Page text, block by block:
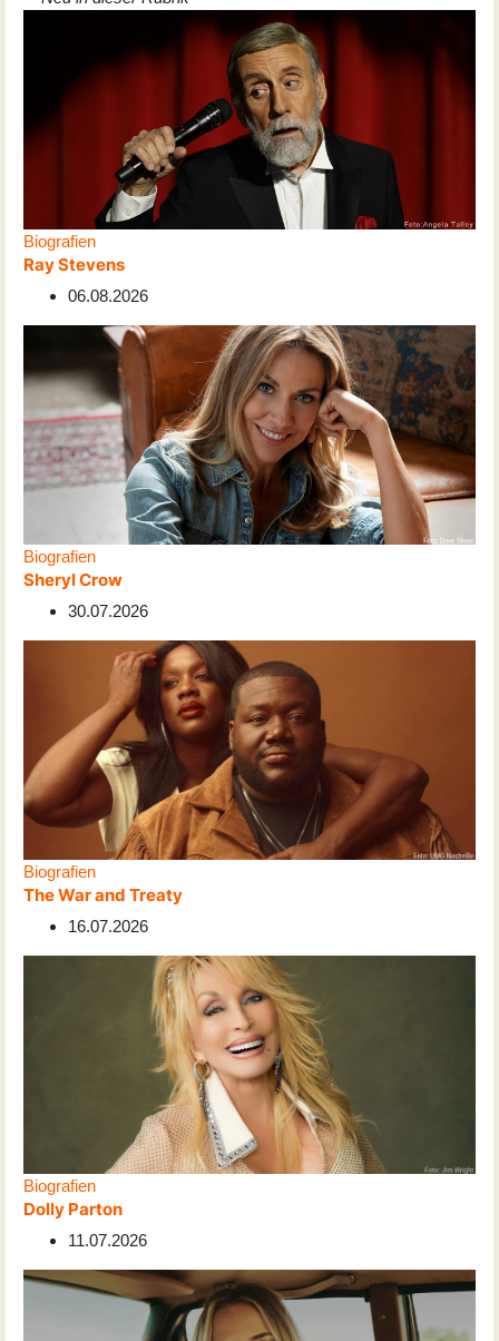
Biografien
Ray Stevens
06.08.2026
Biografien
Sheryl Crow
30.07.2026
Biografien
The War and Treaty
16.07.2026
Biografien
Dolly Parton
11.07.2026